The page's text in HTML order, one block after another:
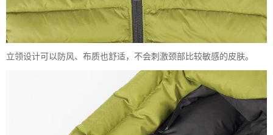
立领设计可以防风、布质也舒适，不会刺激颈部比较敏感的皮肤。